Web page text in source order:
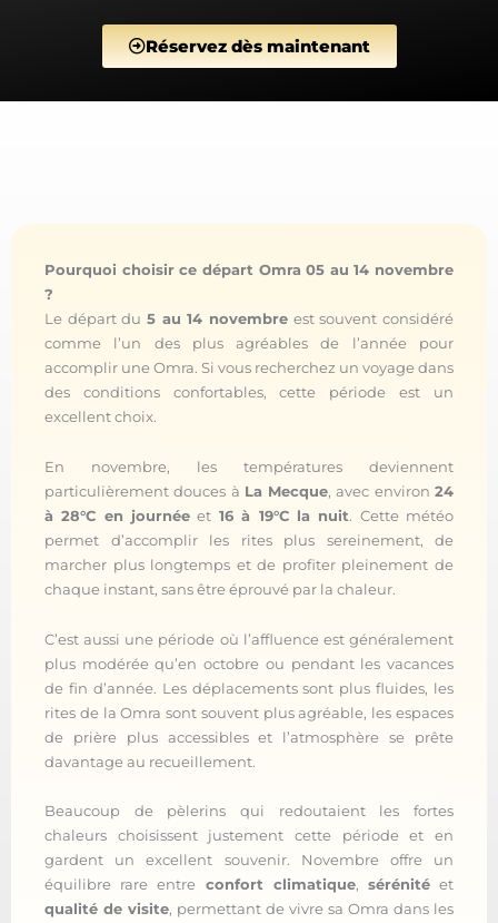
Réservez dès maintenant
Pourquoi choisir ce départ Omra 05 au 14 novembre
?
Le départ du 5 au 14 novembre est souvent considéré
comme l’un des plus agréables de l’année pour
accomplir une Omra. Si vous recherchez un voyage dans
des conditions confortables, cette période est un
excellent choix.
En novembre, les températures deviennent
particulièrement douces à La Mecque, avec environ24
à 28°C en journée et 16 à 19°C la nuit. Cette météo
permet d’accomplir les rites plus sereinement, de
marcher plus longtemps et de profiter pleinement de
chaque instant, sans être éprouvé par la chaleur.
C’est aussi une période où l’affluence est généralement
plus modérée qu’en octobre ou pendant les vacances
de fin d’année. Les déplacements sont plus fluides, les
rites de la Omra sont souvent plus agréable, les espaces
de prière plus accessibles et l’atmosphère se prête
davantage au recueillement.
Beaucoup de pèlerins qui redoutaient les fortes
chaleurs choisissent justement cette période et en
gardent un excellent souvenir. Novembre offre un
équilibre rare entre confort climatique, sérénitéet
qualité de visite, permettant de vivre sa Omra dans les